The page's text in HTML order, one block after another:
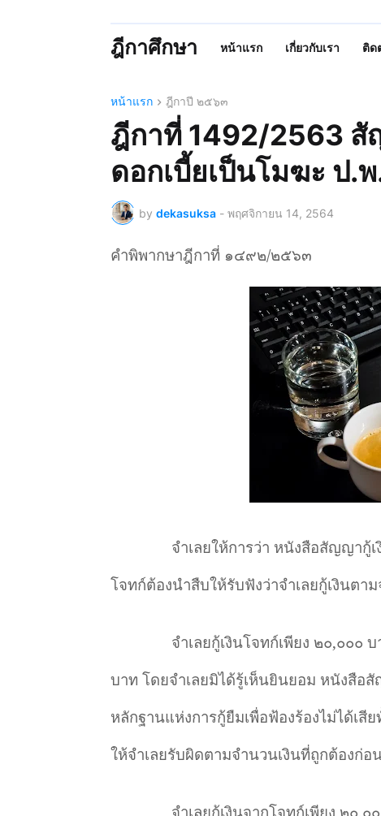
ฎีกาศึกษา หน้าแรก เกี่ยวกับเรา ติด
หน้าแรก ฎีกาปี ๒๕๖๓
ฎีกาที่ 1492/2563 สั
ดอกเบี้ยเป็นโมฆะ ป.
by dekasuksa - พฤศจิกายน 14, 2564
คำพิพากษาฎีกาที่ ๑๔๙๒/๒๕๖๓
จำเลยให้การว่า หนังสือสัญญากู้
โจทก์ต้องนำสืบให้รับฟังว่าจำเลยกู้เงินตา
จำเลยกู้เงินโจทก์เพียง ๒๐,๐๐๐
บาท โดยจำเลยมิได้รู้เห็นยินยอม หนังสือ
หลักฐานแห่งการกู้ยืมเพื่อฟ้องร้องไม่ได้เสี
ให้จำเลยรับผิดตามจำนวนเงินที่ถูกต้องก่อ
จำเลยกู้เงินจากโจทก์เพียง ๒๐,๐